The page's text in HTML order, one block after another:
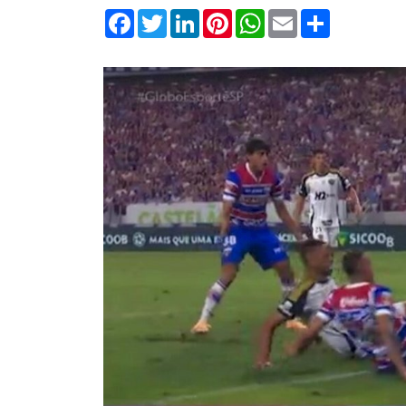
FacebookTwitterLinkedInPinterestWhatsApp
Email